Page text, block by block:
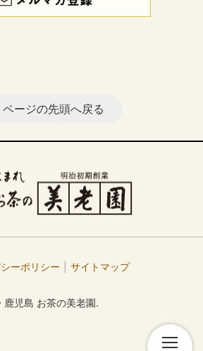
ページの先頭へ戻る
ーポリシー サイトマップ
児島 お茶の美老園.